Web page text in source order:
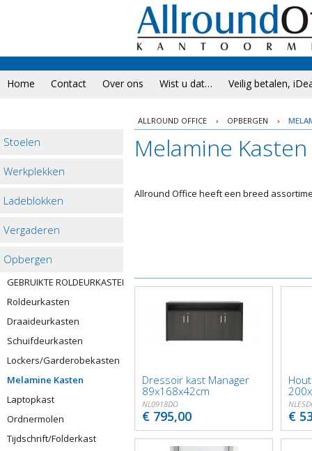
Home Contact Over ons Wist u dat… Veilig betalen,
Stoelen
Werkplekken
Ladeblokken
Vergaderen
Opbergen
GEBRUIKTE ROLDEURKASTEN
Roldeurkasten
Draaideurkasten
Schuifdeurkasten
Lockers/Garderobekasten
Melamine Kasten
Laptopkast
Ordnermolen
Tijdschrift/Folderkast
ALLROUND OFFICE › OPBERGEN ›
Melamine Kasten
Allround Office heeft een breed
Dressoir kast Manager
89x168x42cm
NL0918DO
€ 795,00 €